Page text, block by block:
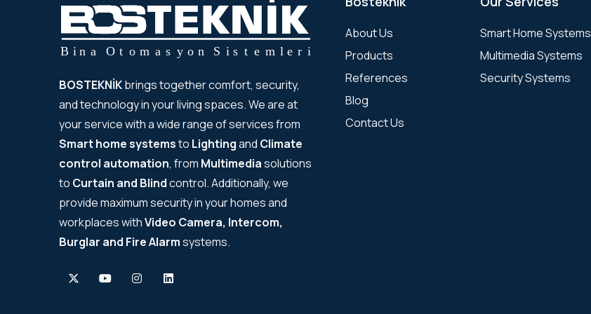
BOSTEKNİKbrings together comfort, security,
and technology in your living spaces. We are at
your service with a wide range of services from
Smart home systemsto Lightingand Climate
control automation, from Multimediasolutions
to Curtain and Blindcontrol. Additionally, we
provide maximum security in your homes and
workplaces withVideo Camera, Intercom,
Burglar and Fire Alarmsystems.
About Us
Products
References
Blog
Contact Us
Smart Home Systems
Multimedia Systems
Security Systems